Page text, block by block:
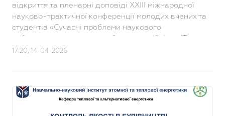
відкриття та пленарні доповіді ХХІІІ міжнародної
науково-практичної конференції молодих вчених та
студентів «Сучасні проблеми наукового
забезпечення енергетики:безпека, стійкість, ІТ та
екологічни..
17:20, 14-04-2026